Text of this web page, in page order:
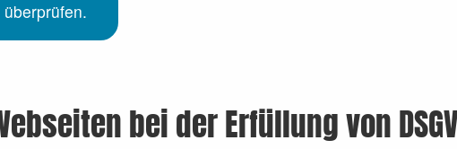
bei der Erfüllung von